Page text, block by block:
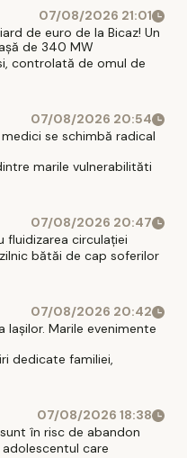
07/08/2026 21:01
de euro de la Bicaz! Un
de 340 MW
controlată de omul de
07/08/2026 20:54
se schimbă radical
marile vulnerabilităti
07/08/2026 20:47
fluidizarea circulației
bătăi de cap soferilor
07/08/2026 20:42
Marile evenimente
dedicate familiei,
07/08/2026 18:38
în risc de abandon
care